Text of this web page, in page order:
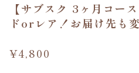
【サブスク 3ヶ月コー
ドorレア！お届け先も
¥4,800